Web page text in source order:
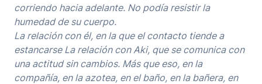
corriendo hacia adelante. No podía resistir la
humedad de su cuerpo.
La relación con él, en la que el contacto tiende a
estancarse La relación con Aki, que se comunica con
una actitud sin cambios. Más que eso, en la
compañía, en la azotea, en el baño, en la bañera, en